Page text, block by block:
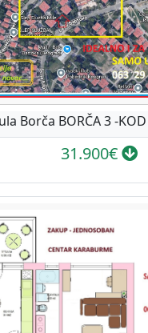
Borča BORČA 3 -KOD
31.900€